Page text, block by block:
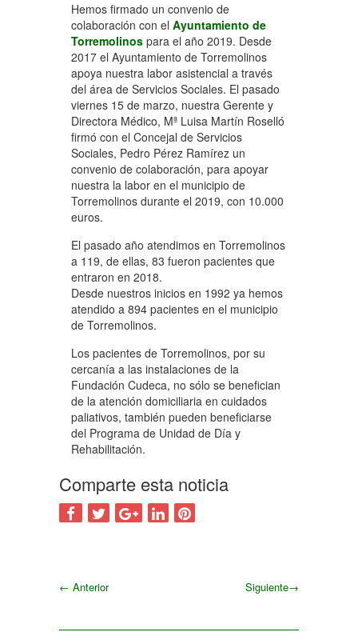
Hemos firmado un convenio de
colaboración con el Ayuntamiento de
Torremolinos para el año 2019. Desde
2017 el Ayuntamiento de Torremolinos
apoya nuestra labor asistencial a través
del área de Servicios Sociales. El pasado
viernes 15 de marzo, nuestra Gerente y
Directora Médico, Mª Luisa Martín Roselló
firmó con el Concejal de Servicios
Sociales, Pedro Pérez Ramírez un
convenio de colaboración, para apoyar
nuestra la labor en el municipio de
Torremolinos durante el 2019, con 10.000
euros.
El pasado año atendimos en Torremolinos
a 119, de ellas, 83 fueron pacientes que
entraron en 2018.
Desde nuestros inicios en 1992 ya hemos
atendido a 894 pacientes en el municipio
de Torremolinos.
Los pacientes de Torremolinos, por su
cercanía a las instalaciones de la
Fundación Cudeca, no sólo se benefician
de la atención domiciliaria en cuidados
paliativos, también pueden beneficiarse
del Programa de Unidad de Día y
Rehabilitación.
Comparte esta noticia
← Anterior Siguiente→